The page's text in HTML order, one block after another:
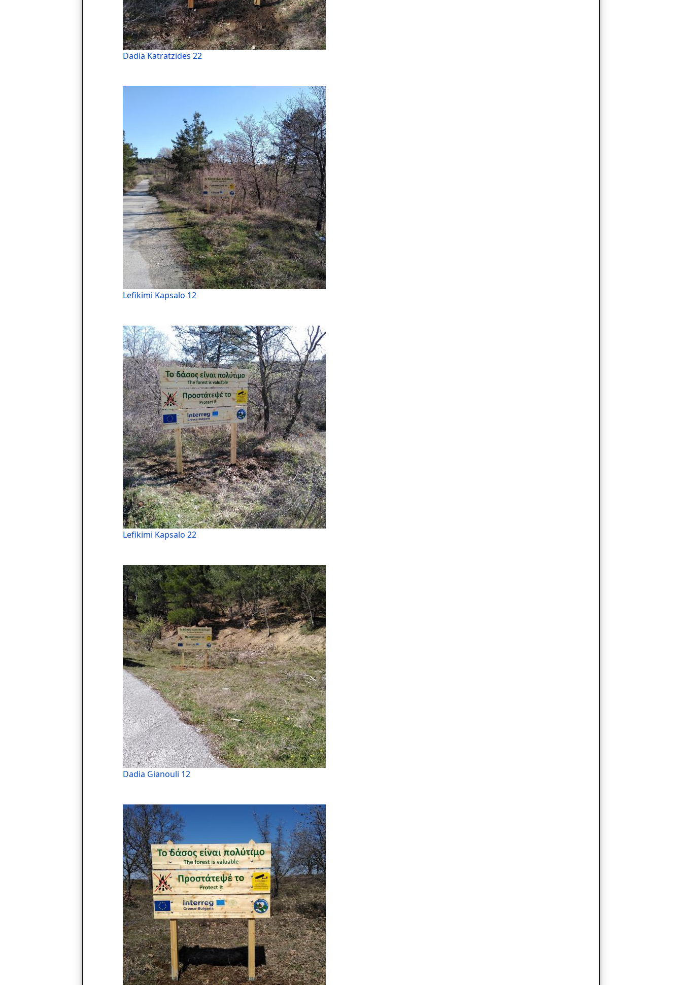
Dadia Katratzides 22
Lefikimi Kapsalo 12
Lefikimi Kapsalo 22
Dadia Gianouli 12